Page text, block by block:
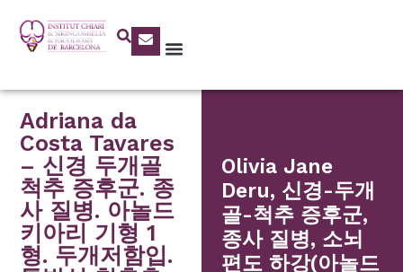
Adriana da
Costa Tavares
– 신경 두개골
척추 증후군. 종
사 질병. 아놀드
키아리 기형 1
형. 두개저함입.
Olivia Jane
Deru, 신경-두개
골-척추 증후군,
종사 질병, 소뇌
편도 하강(아놀드